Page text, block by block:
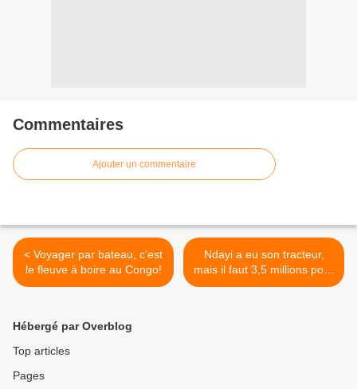
Commentaires
Ajouter un commentaire
< Voyager par bateau, c'est
le fleuve à boire au Congo!
Ndayi a eu son tracteur,
mais il faut 3,5 millions pour
le dédouaner à Pointe-
Hébergé par Overblog
Top articles
Pages